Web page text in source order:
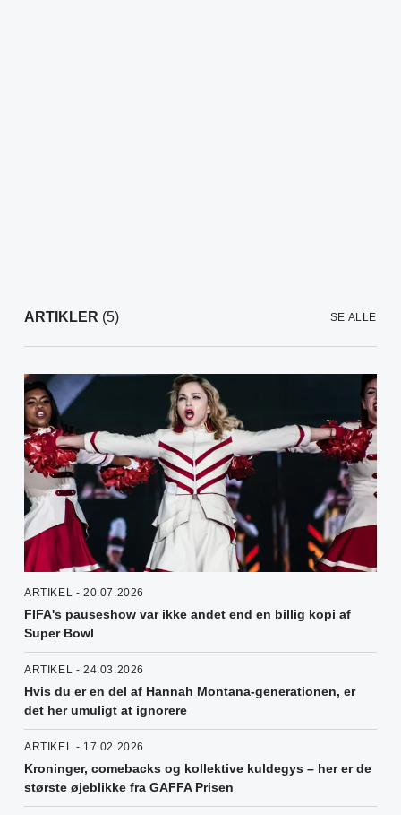
ARTIKLER (5) SE ALLE
ARTIKEL - 20.07.2026
FIFA's pauseshow var ikke andet end en billig kopi af
Super Bowl
ARTIKEL - 24.03.2026
Hvis du er en del af Hannah Montana-generationen, er
det her umuligt at ignorere
ARTIKEL - 17.02.2026
Kroninger, comebacks og kollektive kuldegys – her er de
største øjeblikke fra GAFFA Prisen